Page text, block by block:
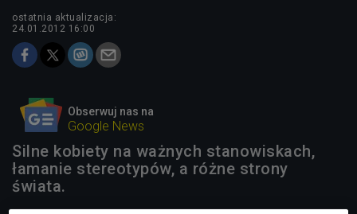
ostatnia aktualizacja:
24.01.2012 16:00
Obserwuj nas na
Google News
Silne kobiety na ważnych stanowiskach,
łamanie stereotypów, a różne strony
świata.